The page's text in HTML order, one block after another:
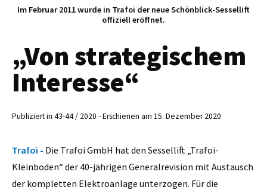
Im Februar 2011 wurde in Trafoi der neue Schönblick-Sessellift
offiziell eröffnet.
„Von strategischem
Interesse“
Publiziert in 43-44 / 2020 - Erschienen am 15. Dezember 2020
Trafoi - Die Trafoi GmbH hat den Sessellift „Trafoi-
Kleinboden“ der 40-jährigen Generalrevision mit Austausch
der kompletten Elektroanlage unterzogen. Für die